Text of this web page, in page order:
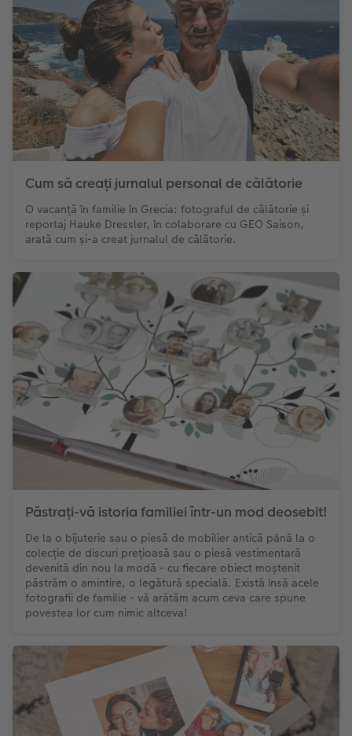
Cum să creați jurnalul personal de călătorie
O vacanță în familie în Grecia: fotograful de călătorie și
reportaj Hauke Dressler, în colaborare cu GEO Saison,
arată cum și-a creat jurnalul de călătorie.
Păstrați-vă istoria familiei într-un mod deosebit!
De la o bijuterie sau o piesă de mobilier antică până la o
colecție de discuri prețioasă sau o piesă vestimentară
devenită din nou la modă - cu fiecare obiect moștenit
păstrăm o amintire, o legătură specială. Există însă acele
fotografii de familie - vă arătăm acum ceva care spune
povestea lor cum nimic altceva!